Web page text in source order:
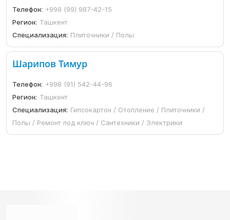
Телефон: +998 (99) 987-42-15
Регион: Ташкент
Специализация: Плиточники / Полы
Шарипов Тимур
Телефон: +998 (91) 542-44-96
Регион: Ташкент
Специализация: Гипсокартон / Отопление / Плиточники /
Полы / Ремонт под ключ / Сантехники / Электрики